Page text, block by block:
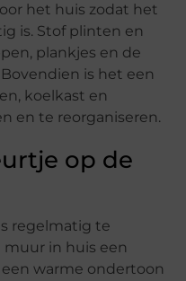
het huis zodat het
is. Stof plinten en
plankjes en de
is het een
koelkast en
en te reorganiseren.
op de
regelmatig te
muur in huis een
warme ondertoon